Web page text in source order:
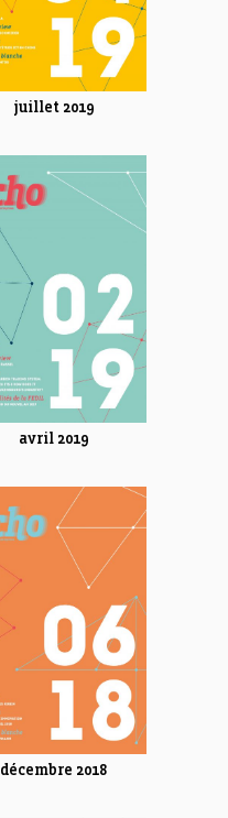
juillet 2019
avril 2019
décembre 2018